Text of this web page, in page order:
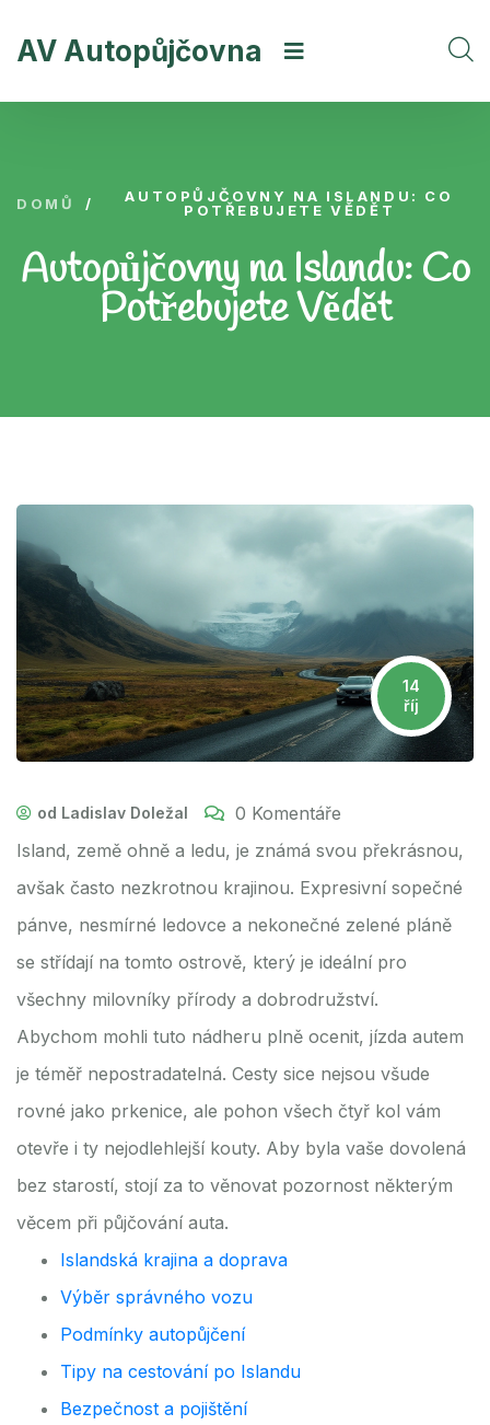
AV Autopůjčovna
DOMŮ /
AUTOPŮJČOVNY NA ISLANDU: CO
POTŘEBUJETE VĚDĚT
Autopůjčovny na Islandu: Co
Potřebujete Vědět
14
říj
od Ladislav Doležal
0 Komentáře
Island, země ohně a ledu, je známá svou překrásnou,
avšak často nezkrotnou krajinou. Expresivní sopečné
pánve, nesmírné ledovce a nekonečné zelené pláně
se střídají na tomto ostrově, který je ideální pro
všechny milovníky přírody a dobrodružství.
Abychom mohli tuto nádheru plně ocenit, jízda autem
je téměř nepostradatelná. Cesty sice nejsou všude
rovné jako prkenice, ale pohon všech čtyř kol vám
otevře i ty nejodlehlejší kouty. Aby byla vaše dovolená
bez starostí, stojí za to věnovat pozornost některým
věcem při půjčování auta.
Islandská krajina a doprava
Výběr správného vozu
Podmínky autopůjčení
Tipy na cestování po Islandu
Bezpečnost a pojištění